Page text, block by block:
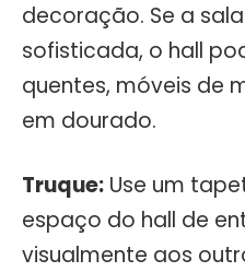
decoração. Se a
sofisticada, o hall
quentes, móveis de
em dourado.
Truque: Use um
espaço do hall de
visualmente aos